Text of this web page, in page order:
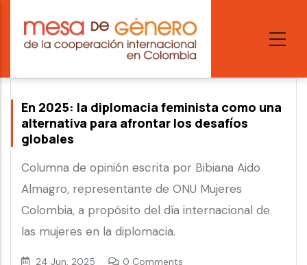
main
content
En 2025: la diplomacia feminista como una
alternativa para afrontar los desafíos
globales
Columna de opinión escrita por Bibiana Aido
Almagro, representante de ONU Mujeres
Colombia, a propósito del día internacional de
las mujeres en la diplomacia.
24 Jun, 2025 0 Comments